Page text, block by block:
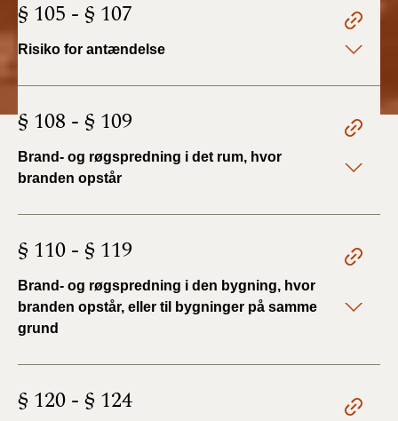
§ 105 - § 107
Risiko for antændelse
§ 108 - § 109
Brand- og røgspredning i det rum, hvor
branden opstår
§ 110 - § 119
Brand- og røgspredning i den bygning, hvor
branden opstår, eller til bygninger på samme
grund
§ 120 - § 124